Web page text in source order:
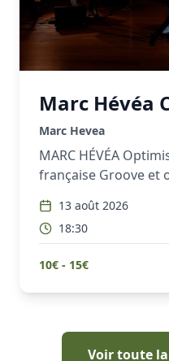
Marc Hévéa
Marc Hevea
MARC HÉVÉA
française Groove et
13 août 2026
18:30
10€ - 15€
Voir toute